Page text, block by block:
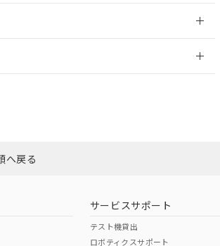
メリカ
へ戻る
サービスサポート
テスト機貸出
ロボティクスサポート